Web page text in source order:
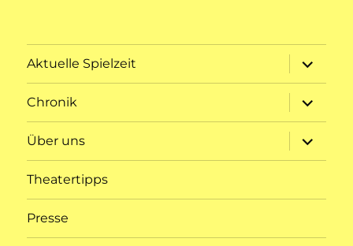
e
b
o
o
k
a
g
m
Aktuelle Spielzeit
öffnen
Chronik
öffnen
Über uns
öffnen
Theatertipps
Presse